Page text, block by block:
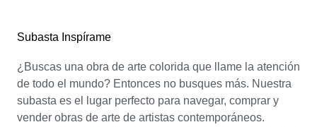
Subasta Inspírame
¿Buscas una obra de arte colorida que llame la atención
de todo el mundo? Entonces no busques más. Nuestra
subasta es el lugar perfecto para navegar, comprar y
vender obras de arte de artistas contemporáneos.